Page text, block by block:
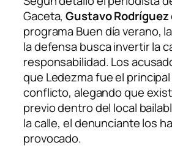
Gaceta,Gustavo Rodríguez
programaBuen día verano,
la defensa busca invertir la
responsabilidad. Los
que Ledezma fue el
conflicto, alegando que
previo dentro del local
la calle, el denunciante los
provocado.